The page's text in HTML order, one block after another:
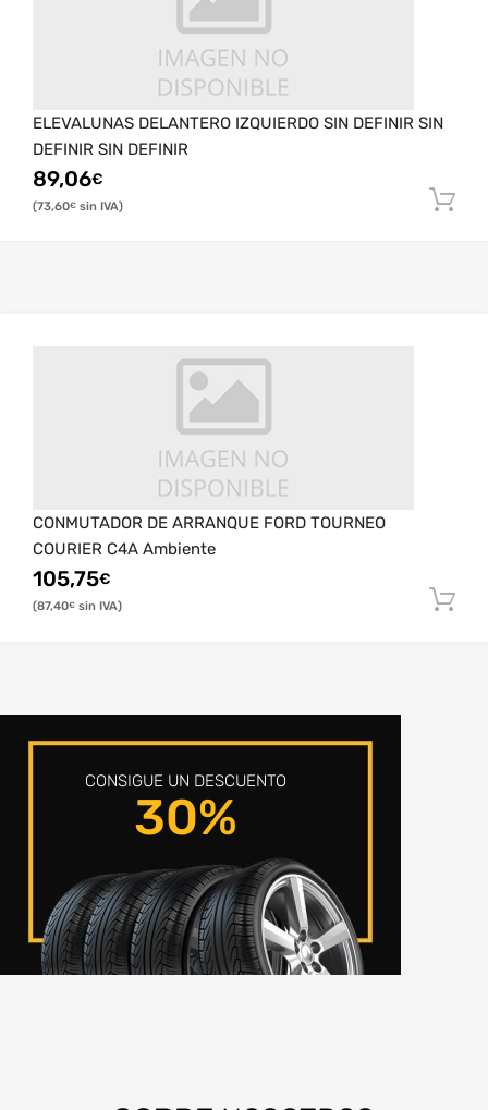
ELEVALUNAS DELANTERO IZQUIERDO SIN DEFINIR SIN
DEFINIR SIN DEFINIR
89,06€
73,60€
CONMUTADOR DE ARRANQUE FORD TOURNEO
COURIER C4A Ambiente
105,75€
87,40€
CONSIGUE UN DESCUENTO
30%